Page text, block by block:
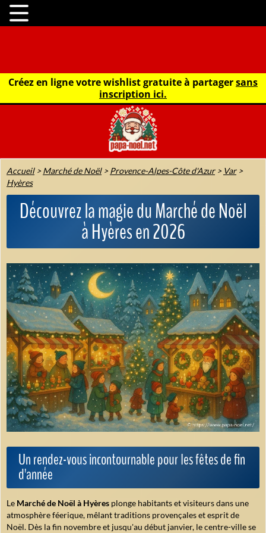
Créez en ligne votre wishlist gratuite à partagersans
inscription ici.
Accueil>Marché de Noël>Provence-Alpes-Côte d'Azur> Var>
Hyères
Découvrez la magie du Marché de Noël
à Hyères en 2026
Un rendez-vous incontournable pour les fêtes de fin
d'année
Le Marché de Noël à Hyères plonge habitants et visiteurs dans une
atmosphère féerique, mêlant traditions provençales et esprit de
Noël. Dès la fin novembre et jusqu'au début janvier, le centre-ville se